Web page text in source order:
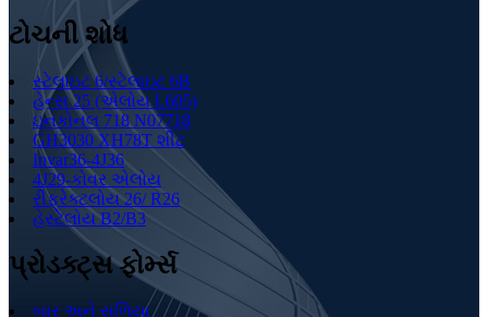
ટોચની શોધ
સ્ટેલાઇટ 6/સ્ટેલાઇટ 6B
હેન્સ 25 (એલોય L605)
ઇનકોનલ 718 N07718
GH3030 XH78T શીટ
Invar36-4J36
4J29-કોવર એલોય
રીફ્રેક્ટલોય 26/ R26
હેસ્ટેલોય B2/B3
પ્રોડક્ટ્સ ફોર્મ્સ
બાર અને સળિયા